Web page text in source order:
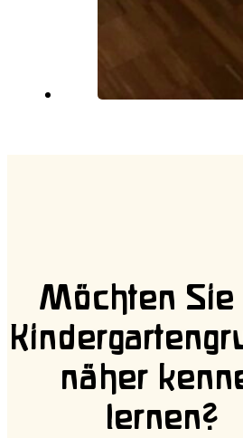
Möchten Sie
näher
lernen?